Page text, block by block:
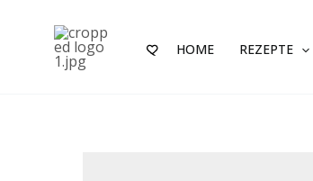
springen
HOME REZEPTE